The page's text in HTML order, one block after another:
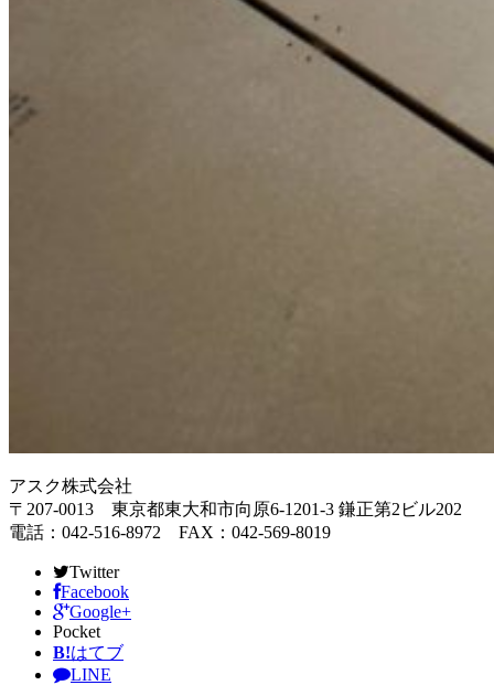
アスク株式会社
〒207-0013 東京都東大和市向原6-1201-3 鎌正第2ビル202
電話：042-516-8972 FAX：042-569-8019
Twitter
Facebook
Google+
Pocket
B!はてブ
LINE